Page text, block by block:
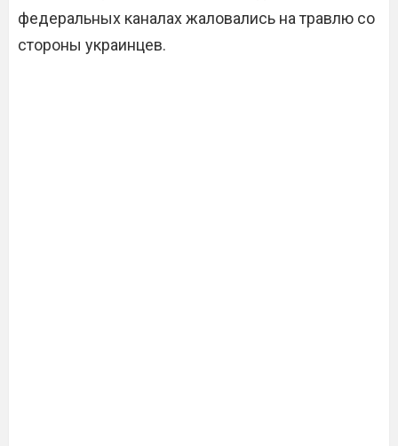
федеральных каналах жаловались на травлю со
стороны украинцев.